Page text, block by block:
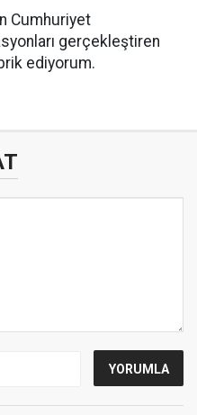
Cumhuriyet
gerçekleştiren
ediyorum.